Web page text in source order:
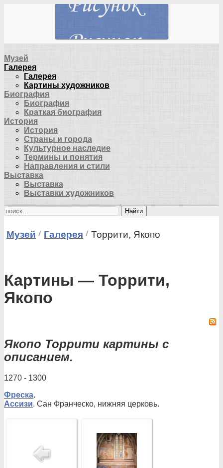
Музей
Галерея
Галерея
Картины художников
Биография
Биография
Краткая биография
История
История
Страны и города
Культурное наследие
Термины и понятия
Направления и стили
Выставка
Выставка
Выставки художников
Найти
Музей Галерея Торрити, Якопо
Картины — Торрити,
Якопо
Якопо Торрити картины с
описанием.
1270 - 1300
Фреска.
Ассизи. Сан Франческо, нижняя церковь.